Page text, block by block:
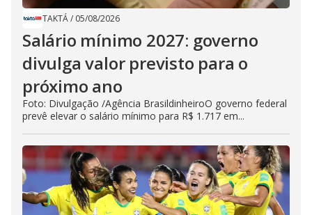
TAKTÁ/ 05/08/2026
Salário mínimo 2027: governo
divulga valor previsto para o
próximo ano
Foto: Divulgação /Agência BrasildinheiroO governo federal
prevê elevar o salário mínimo para R$ 1.717 em...